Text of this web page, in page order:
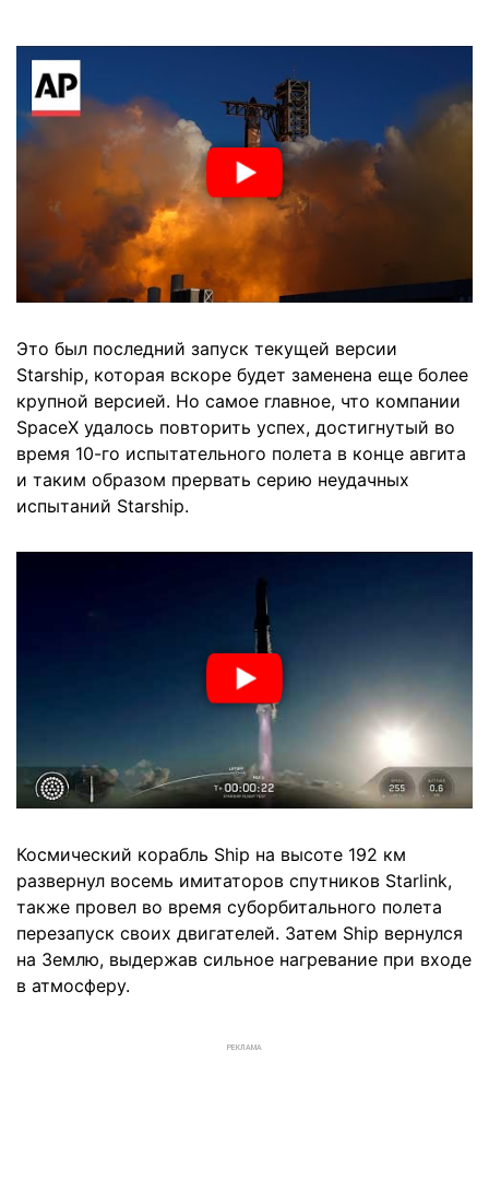
Это был последний запуск текущей версии
Starship, которая вскоре будет заменена еще более
крупной версией. Но самое главное, что компании
SpaceX удалось повторить успех, достигнутый во
время 10-го испытательного полета в конце авгита
и таким образом прервать серию неудачных
испытаний Starship.
Космический корабль Ship на высоте 192 км
развернул восемь имитаторов спутников Starlink,
также провел во время суборбитального полета
перезапуск своих двигателей. Затем Ship вернулся
на Землю, выдержав сильное нагревание при входе
в атмосферу.
РЕКЛАМА